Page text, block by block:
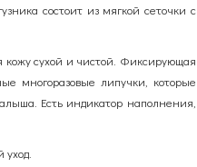
состоит из мягкой сеточки с
кожу сухой и чистой. Фиксирующая
многоразовые липучки, которые
Есть индикатор наполнения,